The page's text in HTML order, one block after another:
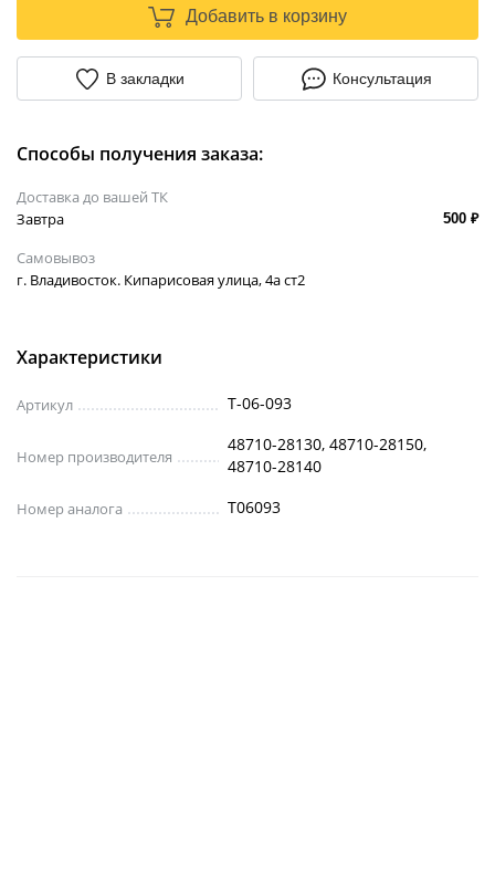
Добавить в корзину
В закладки Консультация
Способы получения заказа:
Доставка до вашей ТК
Завтра
500 ₽
Самовывоз
г. Владивосток. Кипарисовая улица, 4а ст2
Характеристики
Артикул T-06-093
Номер производителя
48710-28130, 48710-28150,
48710-28140
Номер аналога T06093